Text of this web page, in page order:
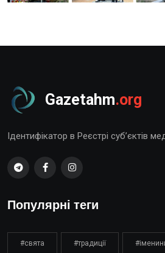
Gazetahm.org
Ідентифікатор в Реєстрі суб’єктів
Популярні теги
#свята #традиції